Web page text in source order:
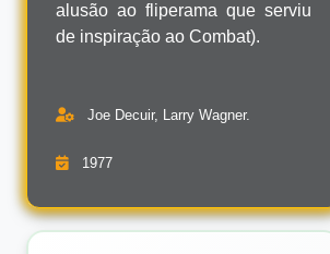
alusão ao fliperama que serviu
de inspiração ao Combat).
Joe Decuir, Larry Wagner.
1977